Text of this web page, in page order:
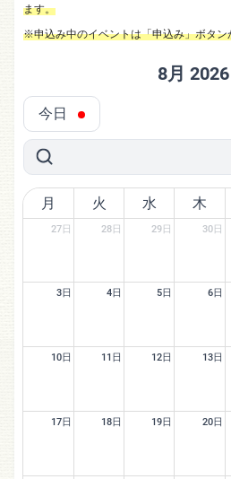
ます。
※申込み中のイベントは「申込み」ボタン
今日
8月 2026
月 火 水 木
27日 28日 29日 30日
3日 4日 5日 6日
10日 11日 12日 13日
17日 18日 19日 20日